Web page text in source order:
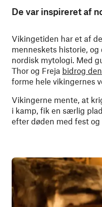
De var inspireret af
Vikingetiden har et af
menneskets historie,
nordisk mytologi. Med
Thor og Freja bidrog
forme hele vikingernes
Vikingerne mente, at
i kamp, fik en særlig
efter døden med fest